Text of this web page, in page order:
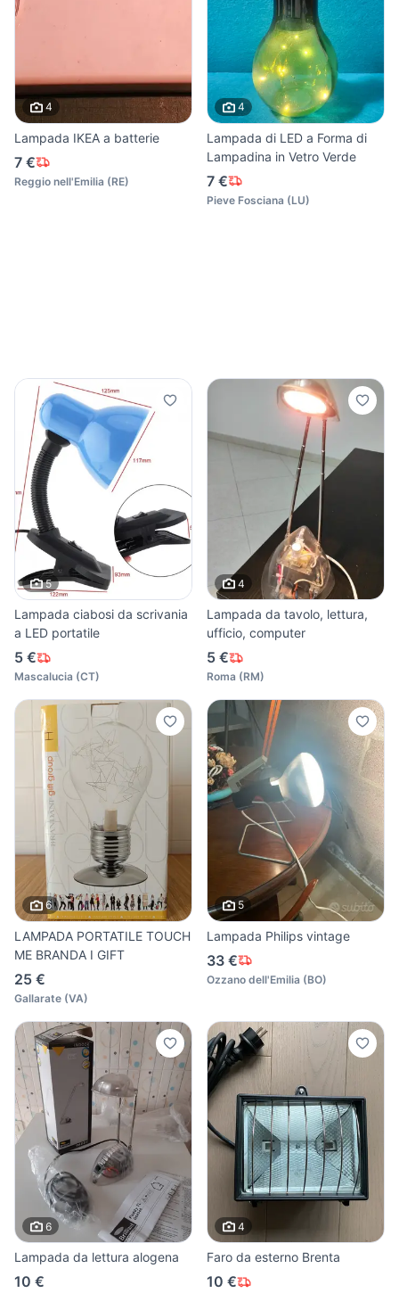
4
Lampada IKEA a batterie
7 €
Reggio nell'Emilia (RE)
4
Lampada di LED a Forma di
Lampadina in Vetro Verde
7 €
Pieve Fosciana (LU)
5
Lampada ciabosi da scrivania
a LED portatile
5 €
Mascalucia (CT)
4
Lampada da tavolo, lettura,
ufficio, computer
5 €
Roma (RM)
6
LAMPADA PORTATILE TOUCH
ME BRANDA I GIFT
25 €
Gallarate (VA)
5
Lampada Philips vintage
33 €
Ozzano dell'Emilia (BO)
6
Lampada da lettura alogena
10 €
4
Faro da esterno Brenta
10 €